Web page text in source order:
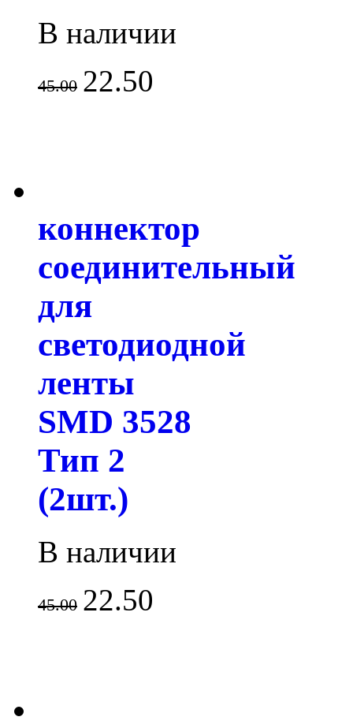
В наличии
45.00 22.50
коннектор
соединительный
для
светодиодной
ленты
SMD 3528
Тип 2
(2шт.)
В наличии
45.00 22.50